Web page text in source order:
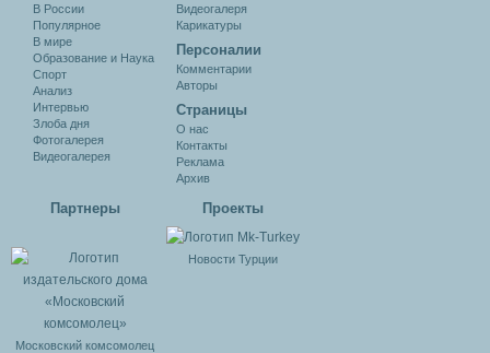
В России
Популярное
В мире
Образование и Наука
Спорт
Анализ
Интервью
Злоба дня
Фотогалерея
Видеогалерея
Видеогалеря
Карикатуры
Персоналии
Комментарии
Авторы
Cтраницы
О нас
Контакты
Реклама
Архив
Партнеры
Московский комсомолец
Проекты
Новости Турции